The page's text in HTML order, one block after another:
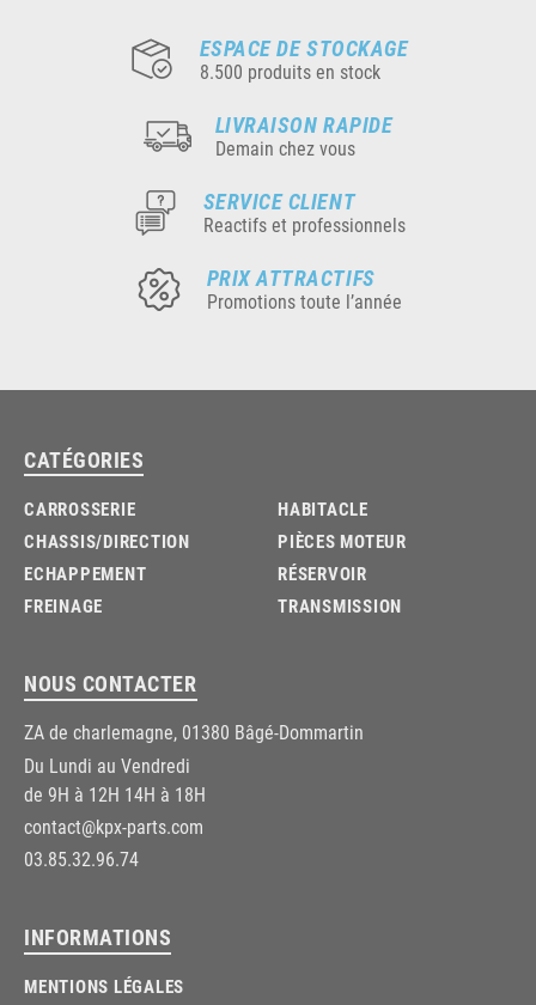
ESPACE DE STOCKAGE
8.500 produits en stock
LIVRAISON RAPIDE
Demain chez vous
SERVICE CLIENT
Reactifs et professionnels
PRIX ATTRACTIFS
Promotions toute l’année
CATÉGORIES
CARROSSERIE
CHASSIS/DIRECTION
ECHAPPEMENT
FREINAGE
HABITACLE
PIÈCES MOTEUR
RÉSERVOIR
TRANSMISSION
NOUS CONTACTER
ZA de charlemagne, 01380 Bâgé-Dommartin
Du Lundi au Vendredi
de 9H à 12H 14H à 18H
contact@kpx-parts.com
03.85.32.96.74
INFORMATIONS
MENTIONS LÉGALES